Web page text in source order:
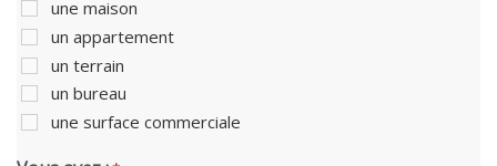
une maison
un appartement
un terrain
un bureau
une surface commerciale